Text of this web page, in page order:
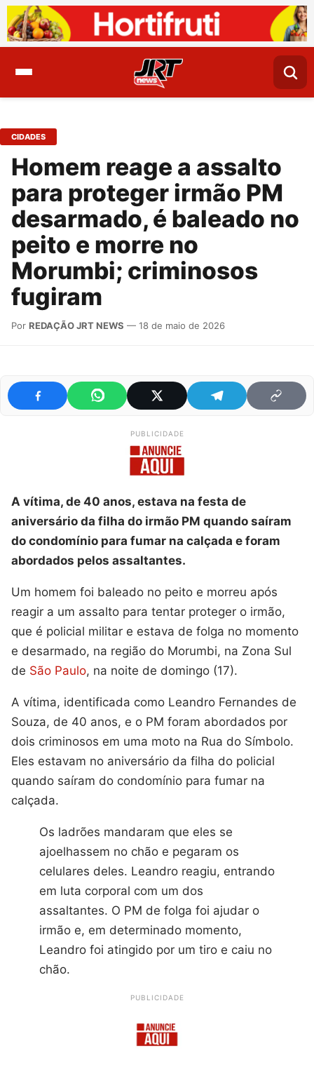
CIDADES
Homem reage a assalto
para proteger irmão PM
desarmado, é baleado no
peito e morre no
Morumbi; criminosos
fugiram
Por REDAÇÃO JRT NEWS — 18 de maio de 2026
PUBLICIDADE
A vítima, de 40 anos, estava na festa de
aniversário da filha do irmão PM quando saíram
do condomínio para fumar na calçada e foram
abordados pelos assaltantes.
Um homem foi baleado no peito e morreu após
reagir a um assalto para tentar proteger o irmão,
que é policial militar e estava de folga no momento
e desarmado, na região do Morumbi, na Zona Sul
de São Paulo, na noite de domingo (17).
A vítima, identificada como Leandro Fernandes de
Souza, de 40 anos, e o PM foram abordados por
dois criminosos em uma moto na Rua do Símbolo.
Eles estavam no aniversário da filha do policial
quando saíram do condomínio para fumar na
calçada.
Os ladrões mandaram que eles se
ajoelhassem no chão e pegaram os
celulares deles. Leandro reagiu, entrando
em luta corporal com um dos
assaltantes. O PM de folga foi ajudar o
irmão e, em determinado momento,
Leandro foi atingido por um tiro e caiu no
chão.
PUBLICIDADE